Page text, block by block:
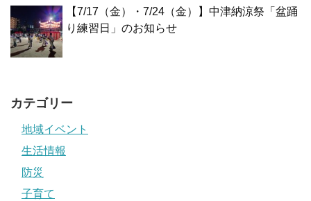
【7/17（金）・7/24（金）】中津納涼祭「盆踊
り練習日」のお知らせ
カテゴリー
地域イベント
生活情報
防災
子育て